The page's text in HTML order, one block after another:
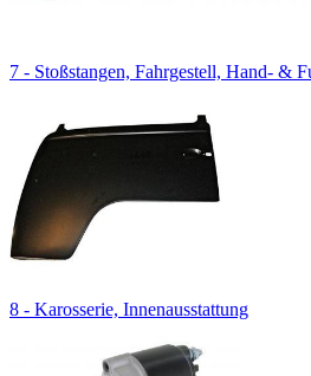
7 - Stoßstangen, Fahrgestell, Hand- &
8 - Karosserie, Innenausstattung